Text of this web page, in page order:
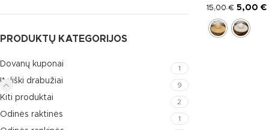
PRODUKTŲ KATEGORIJOS
Dovanų kuponai 1
Itališki drabužiai 9
Kiti produktai 2
Odinės raktinės 1
15,00€ 5,00 €